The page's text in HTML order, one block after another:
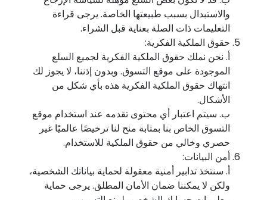
والاستبدال بسبب طبيعتها الخاصة. يرجى قراءة
التعليمات ذات الصلة بعناية قبل الشراء.
حقوق الملكية الفكرية:
أ. نحن نملك حقوق الملكية الفكرية لجميع السلع
الموجودة على موقع التسوق. وبدون إذننا، لا يجوز لك
انتهاك حقوق الملكية الفكرية هذه بأي شكل من
الأشكال.
ب. سيتم اعتبار أي محتوى تقدمه عند استخدام موقع
التسوق الخاص بنا بمثابة منح لنا ترخيصًا عالميًا غير
حصري وخالي من حقوق الملكية للاستخدام.
أمن البيانات:
أ. سنتخذ تدابير أمنية معقولة لحماية بياناتك الشخصية،
ولكن لا يمكننا ضمان الأمان المطلق. يرجى حماية